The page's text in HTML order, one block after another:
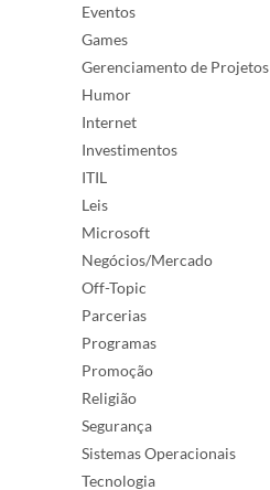
Eventos
Games
Gerenciamento de Projetos
Humor
Internet
Investimentos
ITIL
Leis
Microsoft
Negócios/Mercado
Off-Topic
Parcerias
Programas
Promoção
Religião
Segurança
Sistemas Operacionais
Tecnologia